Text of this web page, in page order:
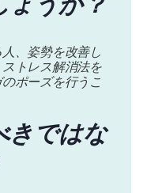
、姿勢を改善し
トレス解消法を
ポーズを行うこ
きではな